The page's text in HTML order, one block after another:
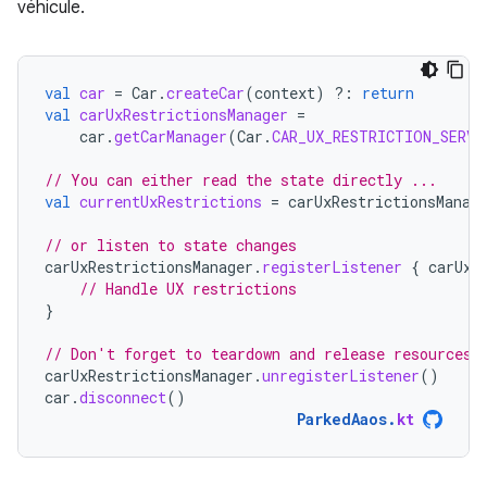
véhicule.
val car = Car .createCar(context) ?:
return
val carUxRestrictionsManager =
car .getCarManager(Car .
// You can either read the state directly ...
val currentUxRestrictions =
// or listen to state changes
carUxRestrictionsManager . registerListener {
// Handle UX restrictions
}
// Don't forget to teardown and release resources
carUxRestrictionsManager .unregisterListener()
car .disconnect()
ParkedAaos. kt